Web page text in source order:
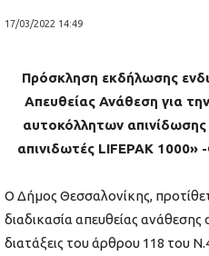
17/03/2022 14:49
Πρόσκληση εκδήλωσης
Απευθείας Ανάθεση για
αυτοκόλλητων απινίδωσης
απινιδωτές LIFEPAK
Ο Δήμος Θεσσαλονίκης,
διαδικασία απευθείας
διατάξεις του άρθρου 118 του